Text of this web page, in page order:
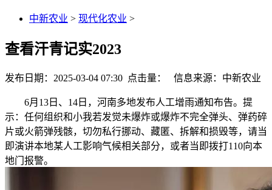
中新农业 > 现代化农业 >
查看汗青记实2023
发布日期：2025-03-04 07:30 点击量： 信息来源：中新农业
6月13日、14日，河南多地发布人工增雨通知布告。提
示：任何组织和小我若发觉未爆炸或爆炸不完全弹头、弹药碎
片或火箭弹残骸，切勿私行挪动、藏匿、拆解和损毁等，请当
即演讲本地某人工影响气候相关部分，或者当即拨打110向本
地门报警。